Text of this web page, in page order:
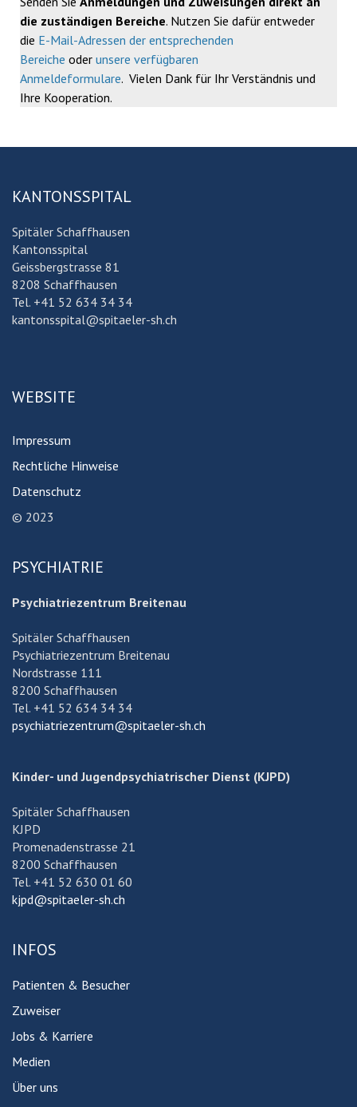
die zuständigen Bereiche. Nutzen Sie dafür entweder
die E-Mail-Adressen der entsprechenden
Bereiche oder unsere verfügbaren
Anmeldeformulare. Vielen Dank für Ihr Verständnis und
Ihre Kooperation.
KANTONSSPITAL
Spitäler Schaffhausen
Kantonsspital
Geissbergstrasse 81
8208 Schaffhausen
Tel. +41 52 634 34 34
kantonsspital@spitaeler-sh.ch
WEBSITE
Impressum
Rechtliche Hinweise
Datenschutz
© 2023
PSYCHIATRIE
Psychiatriezentrum Breitenau
Spitäler Schaffhausen
Psychiatriezentrum Breitenau
Nordstrasse 111
8200 Schaffhausen
Tel. +41 52 634 34 34
psychiatriezentrum@spitaeler-sh.ch
Kinder- und Jugendpsychiatrischer Dienst (KJPD)
Spitäler Schaffhausen
KJPD
Promenadenstrasse 21
8200 Schaffhausen
Tel. +41 52 630 01 60
kjpd@spitaeler-sh.ch
INFOS
Patienten & Besucher
Zuweiser
Jobs & Karriere
Medien
Über uns